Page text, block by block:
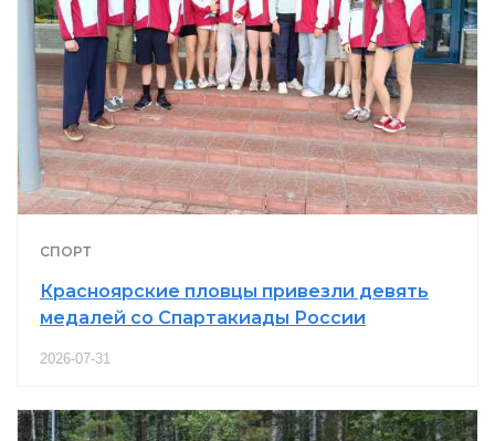
СПОРТ
Красноярские пловцы привезли девять
медалей со Спартакиады России
2026-07-31